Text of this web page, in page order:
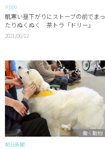
sippo
肌寒い昼下がりにストーブの前でまっ
たりぬくぬく 茶トラ「ドリー」
2021/06/12
働く動物
朝日新聞